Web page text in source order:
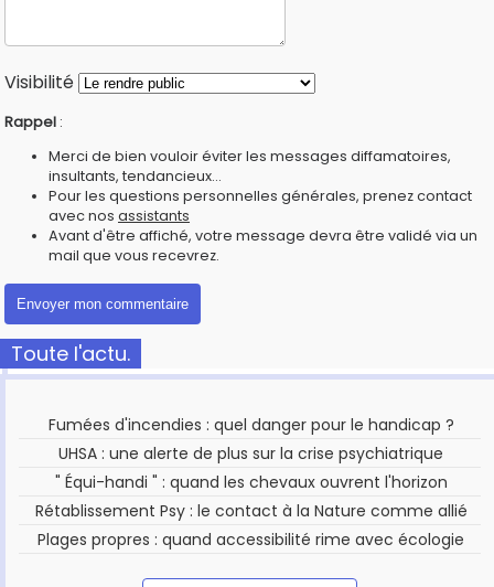
Visibilité
Rappel :
Merci de bien vouloir éviter les messages diffamatoires,
insultants, tendancieux...
Pour les questions personnelles générales, prenez contact
avec nos assistants
Avant d'être affiché, votre message devra être validé via un
mail que vous recevrez.
Toute l'actu.
Fumées d'incendies : quel danger pour le handicap ?
UHSA : une alerte de plus sur la crise psychiatrique
" Équi-handi " : quand les chevaux ouvrent l'horizon
Rétablissement Psy : le contact à la Nature comme allié
Plages propres : quand accessibilité rime avec écologie